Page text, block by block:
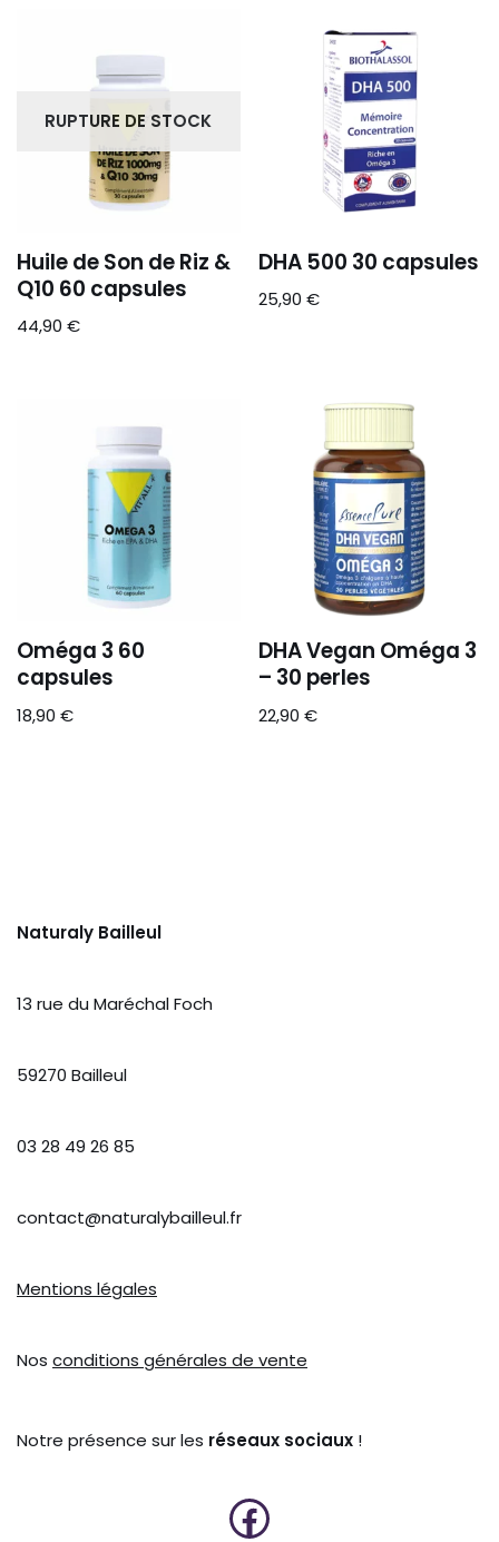
RUPTURE DE STOCK
Huile de Son de Riz &
Q10 60 capsules
44,90 €
DHA 500 30 capsules
25,90€
Oméga 3 60
capsules
18,90 €
DHA Vegan Oméga 3
– 30 perles
22,90€
Naturaly Bailleul
13 rue du Maréchal Foch
59270 Bailleul
03 28 49 26 85
contact@naturalybailleul.fr
Mentions légales
Nos conditions générales de vente
Notre présence sur les réseaux sociaux !